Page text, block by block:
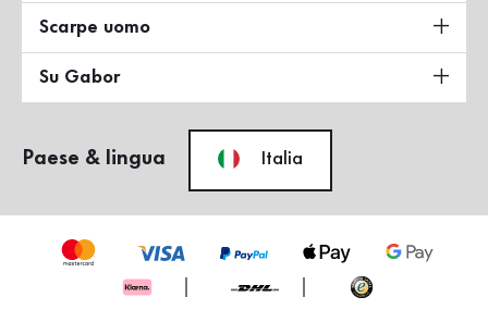
Scarpe uomo
Su Gabor
Paese & lingua Italia